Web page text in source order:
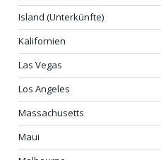
Island (Unterkünfte)
Kalifornien
Las Vegas
Los Angeles
Massachusetts
Maui